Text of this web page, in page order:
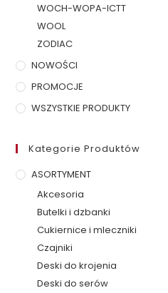
WOCH-WOPA-ICTT
WOOL
ZODIAC
NOWOŚCI
PROMOCJE
WSZYSTKIE PRODUKTY
Kategorie Produktów
ASORTYMENT
Akcesoria
Butelki i dzbanki
Cukiernice i mleczniki
Czajniki
Deski do krojenia
Deski do serów